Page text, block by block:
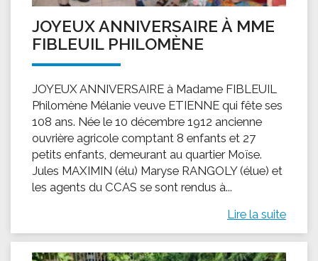
JOYEUX ANNIVERSAIRE À MME
FIBLEUIL PHILOMÈNE
JOYEUX ANNIVERSAIRE à Madame FIBLEUIL
Philomène Mélanie veuve ETIENNE qui fête ses
108 ans. Née le 10 décembre 1912 ancienne
ouvrière agricole comptant 8 enfants et 27
petits enfants, demeurant au quartier Moïse.
Jules MAXIMIN (élu) Maryse RANGOLY (élue) et
les agents du CCAS se sont rendus à...
Lire la suite